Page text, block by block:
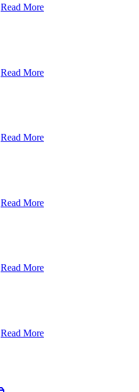
Read More
Read More
Read More
Read More
Read More
Read More